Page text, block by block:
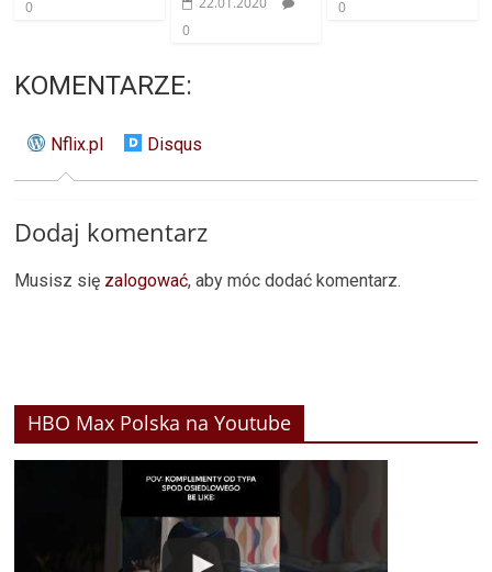
0
0
0
KOMENTARZE:
Nflix.pl Disqus
Dodaj komentarz
Musisz się zalogować, aby móc dodać komentarz.
HBO Max Polska na Youtube